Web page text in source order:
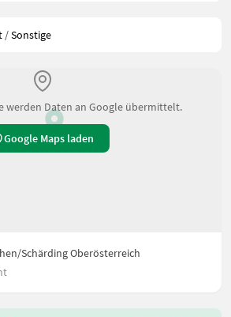
/Sonstige
werden Daten an Google übermittelt.
Google Maps laden
Schärding Oberösterreich